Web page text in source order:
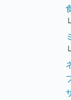
└
└